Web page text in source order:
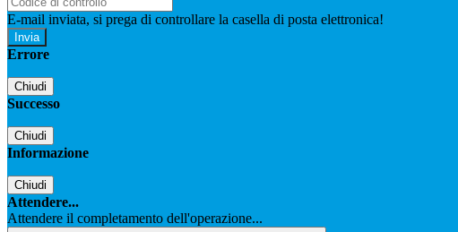
E-mail inviata, si prega di controllare la casella di posta elettronica!
Errore
Chiudi
Successo
Chiudi
Informazione
Chiudi
Attendere...
Attendere il completamento dell'operazione...